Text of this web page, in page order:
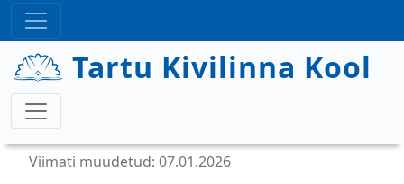
Liigu edasi põhisisu juurde
Tartu Kivilinna Kool
Viimati muudetud: 07.01.2026